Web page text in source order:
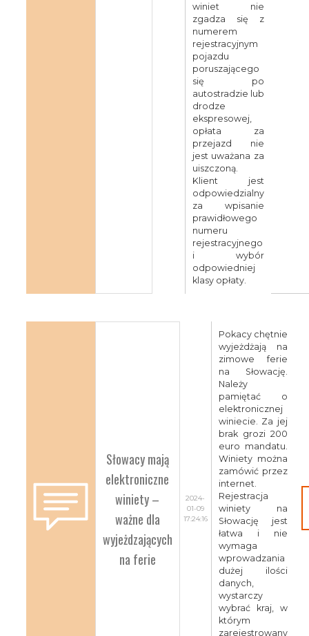
winiet nie
zgadza się z
numerem
rejestracyjnym
pojazdu
poruszającego
się po
autostradzie lub
drodze
ekspresowej,
opłata za
przejazd nie
jest uważana za
uiszczoną.
Klient jest
odpowiedzialny
za wpisanie
prawidłowego
numeru
rejestracyjnego
i wybór
odpowiedniej
klasy opłaty.
Słowacy mają
elektroniczne
winiety –
ważne dla
wyjeżdzających
na ferie
2024-
01-09
17:24:16
Pokacy chętnie
wyjeżdżają na
zimowe ferie
na Słowację.
Należy
pamiętać o
elektronicznej
winiecie. Za jej
brak grozi 200
euro mandatu.
Winiety można
zamówić przez
internet.
Rejestracja
winiety na
Słowację jest
łatwa i nie
wymaga
wprowadzania
dużej ilości
danych,
wystarczy
wybrać kraj, w
którym
zarejestrowany